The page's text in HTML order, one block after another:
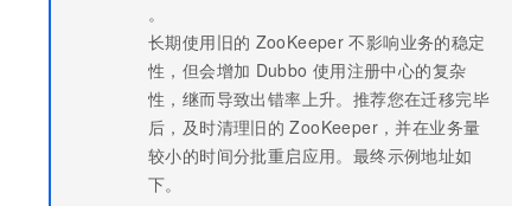
。
长期使用旧的 ZooKeeper 不影响业务的稳定
性，但会增加 Dubbo 使用注册中心的复杂
性，继而导致出错率上升。推荐您在迁移完毕
后，及时清理旧的 ZooKeeper，并在业务量
较小的时间分批重启应用。最终示例地址如
下。